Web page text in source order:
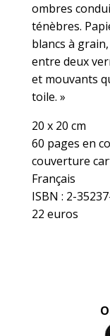
ombres
ténèbres.
blancs à
entre deux
et mouvants
toile. »
20 x 20 cm
60 pages en
couverture
Français
ISBN : 2-
22 euros